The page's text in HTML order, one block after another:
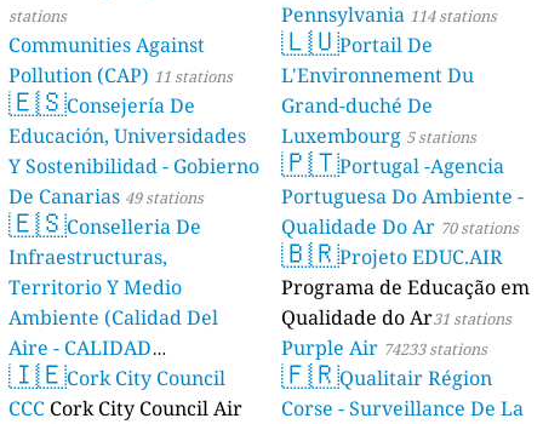
stations
Communities Against
Pollution (CAP) 11 stations
🇪🇸Consejería De
Educación, Universidades
Y Sostenibilidad - Gobierno
De Canarias 49 stations
🇪🇸Conselleria De
Infraestructuras,
Territorio Y Medio
Ambiente (Calidad Del
Aire - CALIDAD
AMBIENTAL) 23 stations
🇮🇪Cork City Council
CCC Cork City Council Air
Pennsylvania 114 stations
🇱🇺Portail De
L'Environnement Du
Grand-duché De
Luxembourg 5 stations
🇵🇹Portugal -Agencia
Portuguesa Do Ambiente -
Qualidade Do Ar 70 stations
🇧🇷Projeto EDUC.AIR
Programa de Educação em
Qualidade do Ar31 stations
Purple Air 74233 stations
🇫🇷Qualitair Région
Corse - Surveillance De La